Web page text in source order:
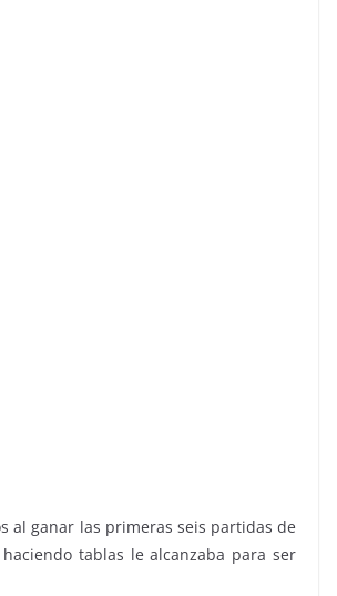
al ganar las primeras seis partidas de
tablas le alcanzaba para ser